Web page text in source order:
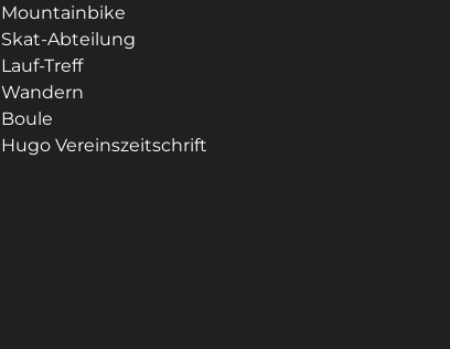
Mountainbike
Skat-Abteilung
Lauf-Treff
Wandern
Boule
Hugo Vereinszeitschrift